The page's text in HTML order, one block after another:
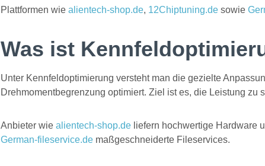
Plattformen wie alientech-shop.de, 12Chiptuning.de sowie
Was ist
Unter Kennfeldoptimierung versteht man die gezielte
Drehmomentbegrenzung optimiert. Ziel ist es, die Leistung
Anbieter wie alientech-shop.de liefern hochwertige Hardware
German-fileservice.de maßgeschneiderte Fileservices.